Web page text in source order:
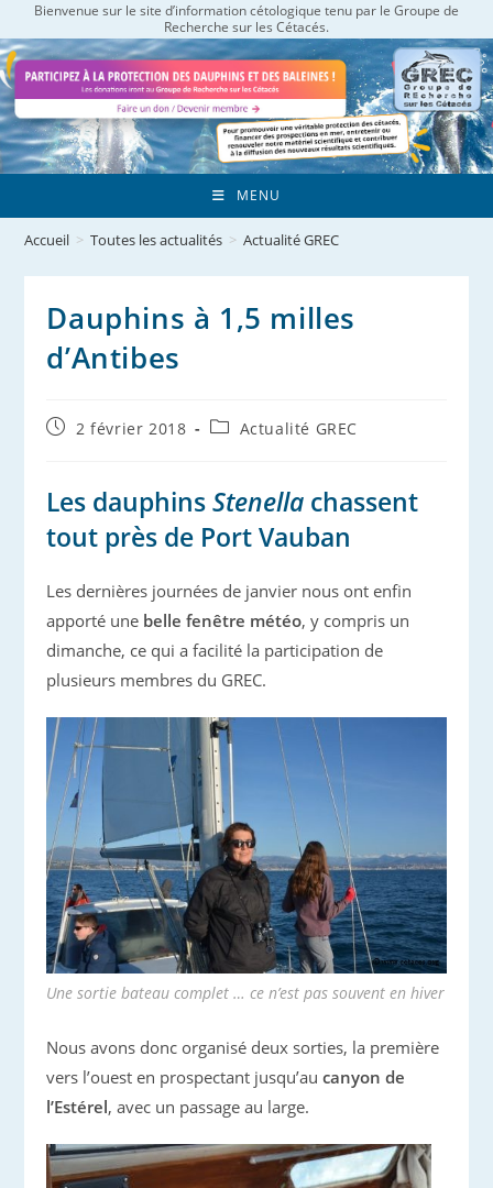
to
content
Bienvenue sur le site d’information cétologique tenu par le Groupe de
Recherche sur les Cétacés.
MENU
Accueil > Toutes les actualités > Actualité GREC
Dauphins à 1,5 milles
d’Antibes
Publication
2 février 2018
PostActualité GREC
Les dauphinsStenella chassent
tout près de Port Vauban
Les dernières journées de janvier nous ont enfin
apporté une belle fenêtre météo, y compris un
dimanche, ce qui a facilité la participation de
plusieurs membres du GREC.
Une sortie bateau complet … ce n’est pas souvent en hiver
Nous avons donc organisé deux sorties, la première
vers l’ouest en prospectant jusqu’aucanyon de
l’Estérel, avec un passage au large.